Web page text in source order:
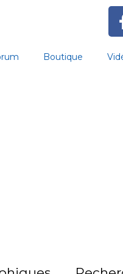
Boutique